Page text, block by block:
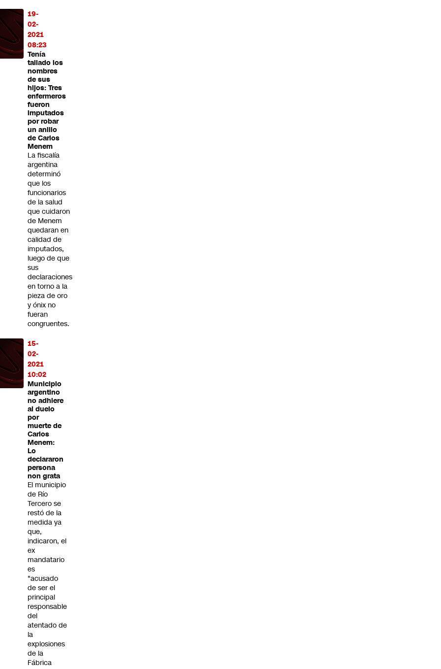
19-
02-
2021
08:23
Tenía
tallado los
nombres
de sus
hijos: Tres
enfermeros
fueron
imputados
por robar
un anillo
de Carlos
Menem
La fiscalía
argentina
determinó
que los
funcionarios
de la salud
que cuidaron
de Menem
quedaran en
calidad de
imputados,
luego de que
sus
declaraciones
en torno a la
pieza de oro
y ónix no
fueran
congruentes.
15-
02-
2021
10:02
Municipio
argentino
no adhiere
al duelo
por
muerte de
Carlos
Menem:
Lo
declararon
persona
non grata
El municipio
de Río
Tercero se
restó de la
medida ya
que,
indicaron, el
ex
mandatario
es
"acusado
de ser el
principal
responsable
del
atentado de
la
explosiones
de la
Fábrica